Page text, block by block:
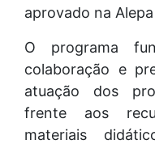
aprovado na
O programa
colaboração e
atuação dos
frente aos
materiais